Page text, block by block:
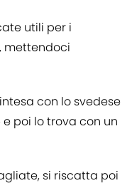
utili per i
mettendoci
con lo svedese
poi lo trova con un
si riscatta poi